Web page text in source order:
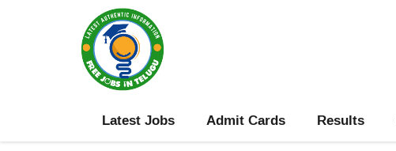
Latest Jobs Admit Cards Results